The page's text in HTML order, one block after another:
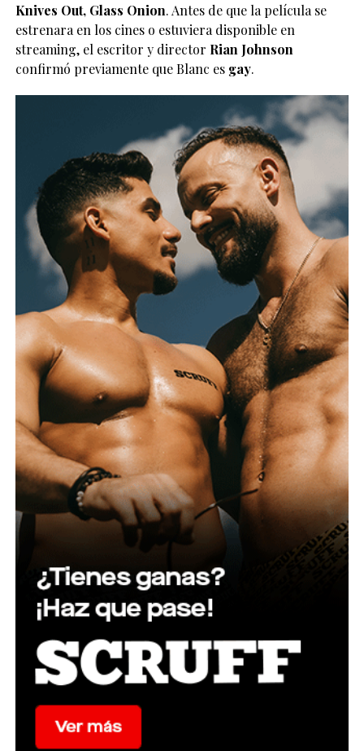
Knives Out, Glass Onion. Antes de que la película se
estrenara en los cines o estuviera disponible en
streaming, el escritor y director Rian Johnson
confirmó previamente que Blanc es gay.